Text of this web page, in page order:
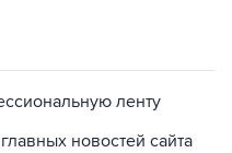
ленту
новостей сайта